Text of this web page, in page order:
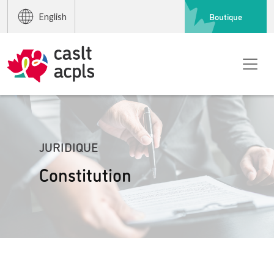
English Boutique
JURIDIQUE
Constitution